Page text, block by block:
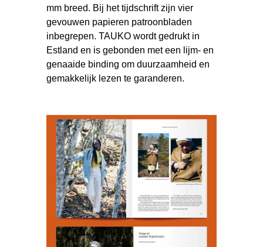
mm breed. Bij het tijdschrift zijn vier
gevouwen papieren patroonbladen
inbegrepen. TAUKO wordt gedrukt in
Estland en is gebonden met een lijm- en
genaaide binding om duurzaamheid en
gemakkelijk lezen te garanderen.